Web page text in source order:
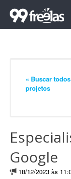
« Buscar
projetos
Google
18/12/2023 às